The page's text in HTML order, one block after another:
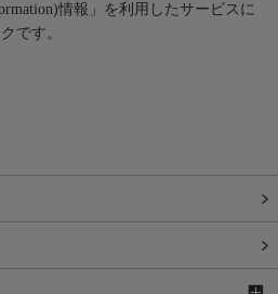
情報」を利用したサービスに
です。